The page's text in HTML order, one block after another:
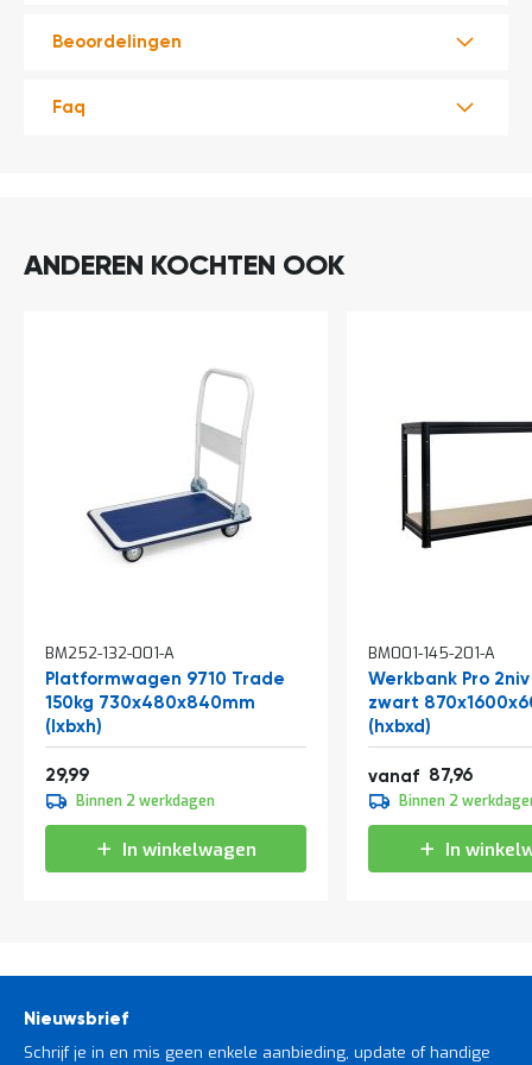
account
Beoordelingen
Faq
ANDEREN KOCHTEN OOK
BM252-132-001-A
Platformwagen 9710 Trade
150kg 730x480x840mm
(lxbxh)
29,99
winkelwagen
Binnen 2 werkdagen
In winkelwagen
BM001-145-201-A
Werkbank Pro
zwart
(hxbxd)
vanaf 87,96
106,43
109,95
133,04
winkelwagen
Binnen 2
In
Nieuwsbrief
Schrijf je in en mis geen enkele aanbieding, update of handige